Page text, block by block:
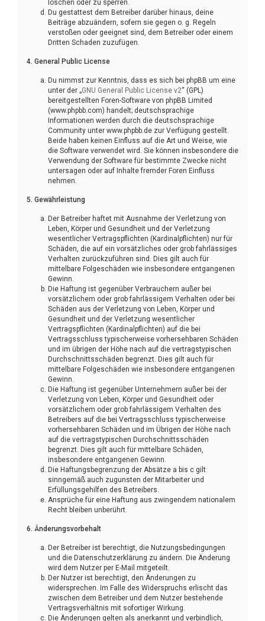
löschen oder zu sperren.
Du gestattest dem Betreiber darüber hinaus, deine
Beiträge abzuändern, sofern sie gegen o. g. Regeln
verstoßen oder geeignet sind, dem Betreiber oder einem
Dritten Schaden zuzufügen.
4. General Public License
Du nimmst zur Kenntnis, dass es sich bei phpBB um eine
unter der „GNU General Public License v2“ (GPL)
bereitgestellten Foren-Software von phpBB Limited
(www.phpbb.com) handelt; deutschsprachige
Informationen werden durch die deutschsprachige
Community unter www.phpbb.de zur Verfügung gestellt.
Beide haben keinen Einfluss auf die Art und Weise, wie
die Software verwendet wird. Sie können insbesondere die
Verwendung der Software für bestimmte Zwecke nicht
untersagen oder auf Inhalte fremder Foren Einfluss
nehmen.
5. Gewährleistung
Der Betreiber haftet mit Ausnahme der Verletzung von
Leben, Körper und Gesundheit und der Verletzung
wesentlicher Vertragspflichten (Kardinalpflichten) nur für
Schäden, die auf ein vorsätzliches oder grob fahrlässiges
Verhalten zurückzuführen sind. Dies gilt auch für
mittelbare Folgeschäden wie insbesondere entgangenen
Gewinn.
Die Haftung ist gegenüber Verbrauchern außer bei
vorsätzlichem oder grob fahrlässigem Verhalten oder bei
Schäden aus der Verletzung von Leben, Körper und
Gesundheit und der Verletzung wesentlicher
Vertragspflichten (Kardinalpflichten) auf die bei
Vertragsschluss typischerweise vorhersehbaren Schäden
und im übrigen der Höhe nach auf die vertragstypischen
Durchschnittsschäden begrenzt. Dies gilt auch für
mittelbare Folgeschäden wie insbesondere entgangenen
Gewinn.
Die Haftung ist gegenüber Unternehmern außer bei der
Verletzung von Leben, Körper und Gesundheit oder
vorsätzlichem oder grob fahrlässigem Verhalten des
Betreibers auf die bei Vertragsschluss typischerweise
vorhersehbaren Schäden und im Übrigen der Höhe nach
auf die vertragstypischen Durchschnittsschäden
begrenzt. Dies gilt auch für mittelbare Schäden,
insbesondere entgangenen Gewinn.
Die Haftungsbegrenzung der Absätze a bis c gilt
sinngemäß auch zugunsten der Mitarbeiter und
Erfüllungsgehilfen des Betreibers.
Ansprüche für eine Haftung aus zwingendem nationalem
Recht bleiben unberührt.
6. Änderungsvorbehalt
Der Betreiber ist berechtigt, die Nutzungsbedingungen
und die Datenschutzerklärung zu ändern. Die Änderung
wird dem Nutzer per E-Mail mitgeteilt.
Der Nutzer ist berechtigt, den Änderungen zu
widersprechen. Im Falle des Widerspruchs erlischt das
zwischen dem Betreiber und dem Nutzer bestehende
Vertragsverhältnis mit sofortiger Wirkung.
Die Änderungen gelten als anerkannt und verbindlich,